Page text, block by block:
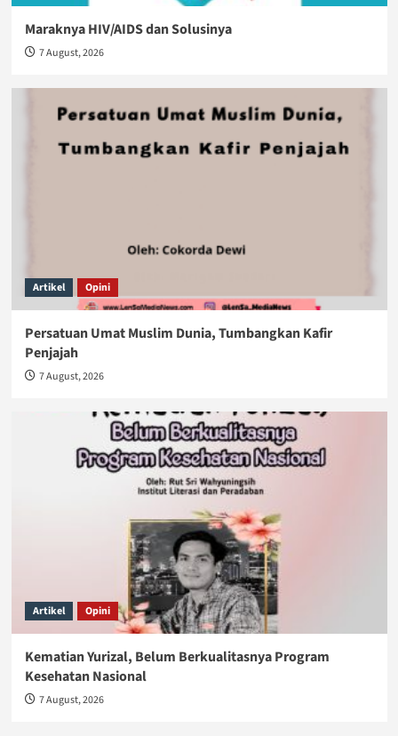
Maraknya HIV/AIDS dan Solusinya
7 August, 2026
Artikel Opini
Persatuan Umat Muslim Dunia, Tumbangkan Kafir
Penjajah
7 August, 2026
Artikel Opini
Kematian Yurizal, Belum Berkualitasnya Program
Kesehatan Nasional
7 August, 2026